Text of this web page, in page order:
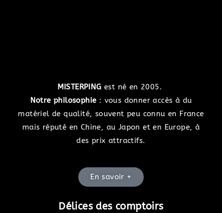
MISTERPING est né en 2005.
Notre philosophie : vous donner accès à du
matériel de qualité, souvent peu connu en France
mais réputé en Chine, au Japon et en Europe, à
des prix attractifs.
En savoir +
Délices des comptoirs